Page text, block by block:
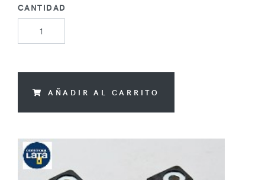
CANTIDAD
AÑADIR AL CARRITO